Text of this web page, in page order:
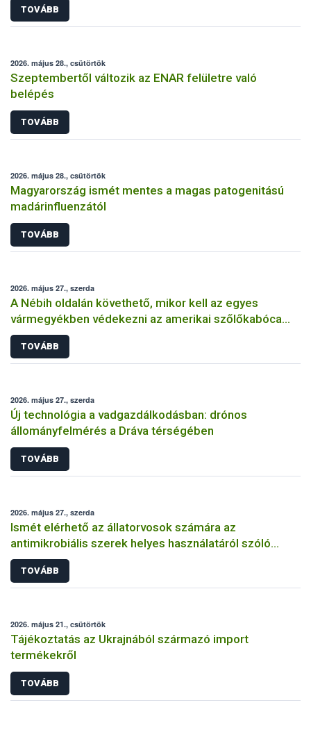
TOVÁBB
2026. május 28., csütörtök
Szeptembertől változik az ENAR felületre való
belépés
TOVÁBB
2026. május 28., csütörtök
Magyarország ismét mentes a magas patogenitású
madárinfluenzától
TOVÁBB
2026. május 27., szerda
A Nébih oldalán követhető, mikor kell az egyes
vármegyékben védekezni az amerikai szőlőkabóca
ellen
TOVÁBB
2026. május 27., szerda
Új technológia a vadgazdálkodásban: drónos
állományfelmérés a Dráva térségében
TOVÁBB
2026. május 27., szerda
Ismét elérhető az állatorvosok számára az
antimikrobiális szerek helyes használatáról szóló
képzés
TOVÁBB
2026. május 21., csütörtök
Tájékoztatás az Ukrajnából származó import
termékekről
TOVÁBB